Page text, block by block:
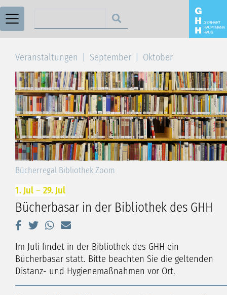
Veranstaltungen September Oktober
Bücherregal Bibliothek Zoom
1. Jul – 29. Jul
Bücherbasar in der Bibliothek des GHH
Im Juli findet in der Bibliothek des GHH ein
Bücherbasar statt. Bitte beachten Sie die geltenden
Distanz- und Hygienemaßnahmen vor Ort.